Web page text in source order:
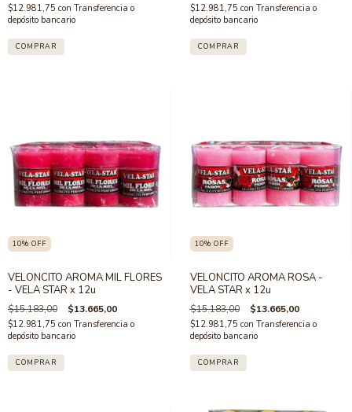
$12.981,75 con Transferencia o
depósito bancario
$12.981,75 con Transferencia o
depósito bancario
10% OFF
VELONCITO AROMA MIL FLORES
- VELA STAR x 12u
$15.183,00 $13.665,00
$12.981,75 con Transferencia o
depósito bancario
10% OFF
VELONCITO AROMA ROSA -
VELA STAR x 12u
$15.183,00 $13.665,00
$12.981,75 con Transferencia o
depósito bancario